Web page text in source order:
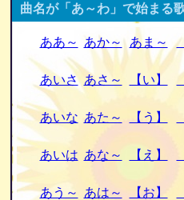
曲名が「あ～わ」で始まる
ああ～ あか～ あま～
あいさ あさ～ 【い】
あいな あた～ 【う】
あいは あな～ 【え】
あう～ あは～ 【お】